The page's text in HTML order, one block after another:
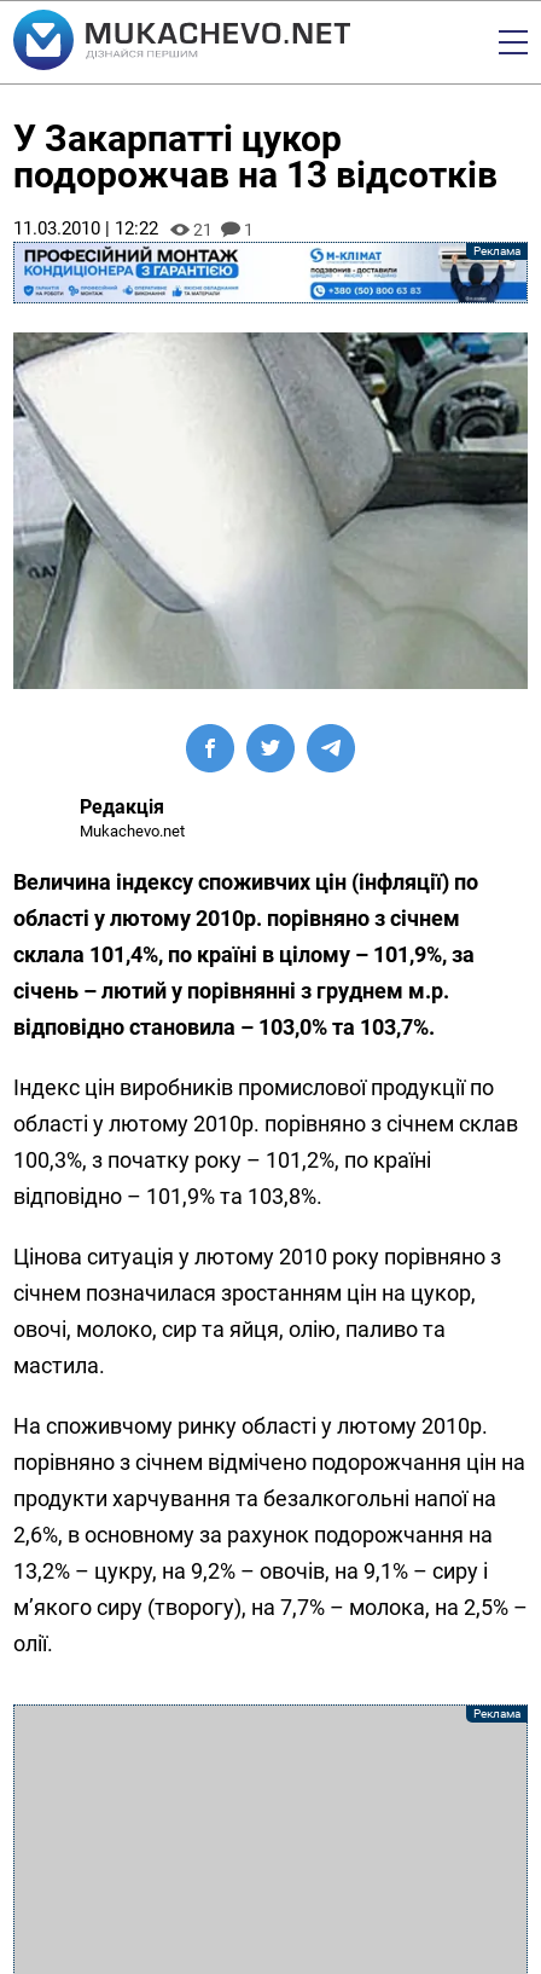
У Закарпатті цукор
подорожчав на 13 відсотків
11.03.2010 | 12:22 21 1
Редакція
Mukachevo.net
Величина індексу споживчих цін (інфляції) по
області у лютому 2010р. порівняно з січнем
склала 101,4%, по країні в цілому – 101,9%, за
січень – лютий у порівнянні з груднем м.р.
відповідно становила – 103,0% та 103,7%.
Індекс цін виробників промислової продукції по
області у лютому 2010р. порівняно з січнем склав
100,3%, з початку року – 101,2%, по країні
відповідно – 101,9% та 103,8%.
Цінова ситуація у лютому 2010 року порівняно з
січнем позначилася зростанням цін на цукор,
овочі, молоко, сир та яйця, олію, паливо та
мастила.
На споживчому ринку області у лютому 2010р.
порівняно з січнем відмічено подорожчання цін на
продукти харчування та безалкогольні напої на
2,6%, в основному за рахунок подорожчання на
13,2% – цукру, на 9,2% – овочів, на 9,1% – сиру і
м’якого сиру (творогу), на 7,7% – молока, на 2,5% –
олії.